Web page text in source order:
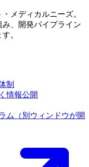
メディカルニーズ。
、開発パイプライン
。
制
情報公開
ム
（別ウィンドウが開